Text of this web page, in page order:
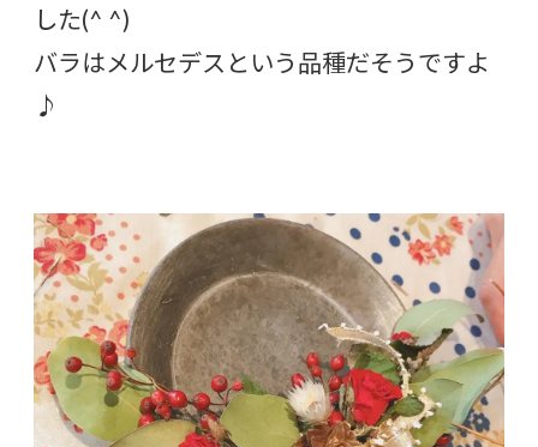
した(^ ^)
バラはメルセデスという品種だそうですよ
♪